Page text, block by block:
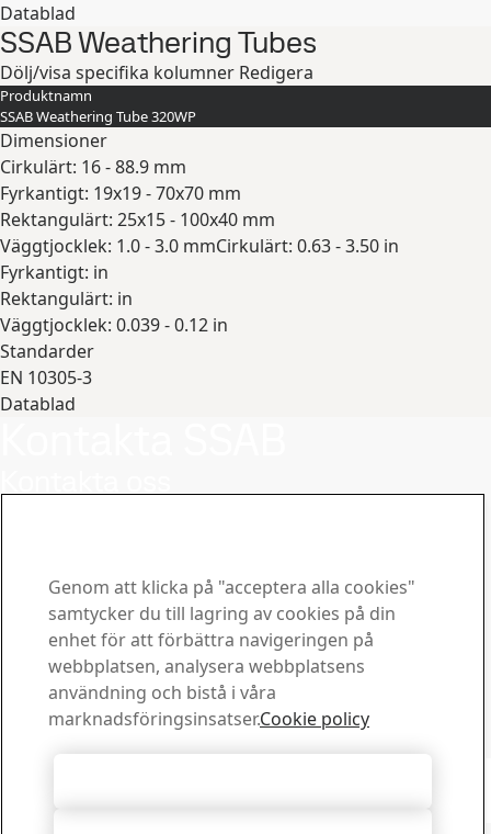
Datablad
Expandera
SSAB Weathering Tubes
Dölj/visa specifika kolumner Redigera
Produktnamn
SSAB Weathering Tube 320WP
Dimensioner
Cirkulärt: 16 - 88.9 mm
Fyrkantigt: 19x19 - 70x70 mm
Rektangulärt: 25x15 - 100x40 mm
Väggtjocklek: 1.0 - 3.0 mmCirkulärt: 0.63 - 3.50 in
Fyrkantigt: in
Rektangulärt: in
Väggtjocklek: 0.039 - 0.12 in
Standarder
EN 10305-3
Datablad
Sök och ladda ned SSABs broschyrer, certifikat och annat
material.
Gå till downloadcenter
Prenumerera på nyhetsbrev
Besök vårt prenumerationscenter för att hantera dina
prenumerationer på SSABs nyhetsbrev
Genom att klicka på "acceptera alla cookies"
samtycker du till lagring av cookies på din
enhet för att förbättra navigeringen på
webbplatsen, analysera webbplatsens
användning och bistå i våra
marknadsföringsinsatser.Cookie policy